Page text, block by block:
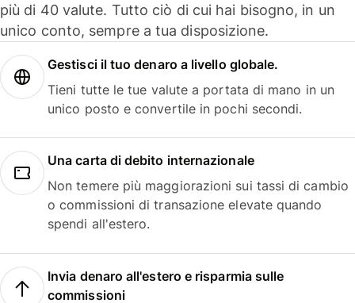
più di 40 valute. Tutto ciò di cui hai bisogno, in un
unico conto, sempre a tua disposizione.
Gestisci il tuo denaro a livello globale.
Tieni tutte le tue valute a portata di mano in un
unico posto e convertile in pochi secondi.
Una carta di debito internazionale
Non temere più maggiorazioni sui tassi di cambio
o commissioni di transazione elevate quando
spendi all'estero.
Invia denaro all'estero e risparmia sulle
commissioni